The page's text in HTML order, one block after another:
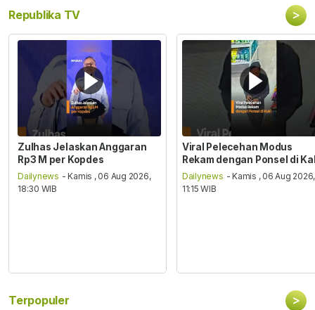
Republika TV >
Zulhas Jelaskan Anggaran
Rp3 M per Kopdes
Dailynews - Kamis , 06 Aug 2026,
18:30 WIB
Viral Pelecehan Modus
Rekam dengan Ponsel di
Dailynews - Kamis , 06 Aug 2026,
11:15 WIB
Terpopuler >